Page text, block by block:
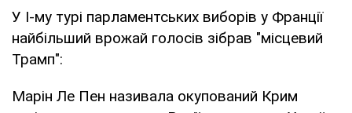
У І-му турі парламентських виборів у Франції
найбільший врожай голосів зібрав "місцевий
Трамп":
Марін Ле Пен називала окупований Крим